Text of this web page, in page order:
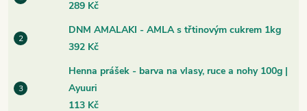
289 Kč
DNM AMALAKI - AMLA s třtinovým cukrem 1kg
392 Kč
Henna prášek - barva na vlasy, ruce a nohy 100g |
Ayuuri
113 Kč